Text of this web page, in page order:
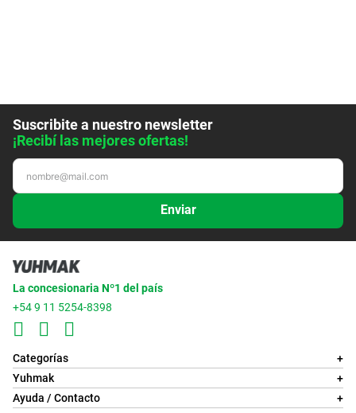
Suscribite a nuestro newsletter
¡Recibí las mejores ofertas!
Enviar
La concesionaria Nº1 del país
+54 9 11 5254-8398
Categorías
+
Yuhmak
+
Ayuda / Contacto
+